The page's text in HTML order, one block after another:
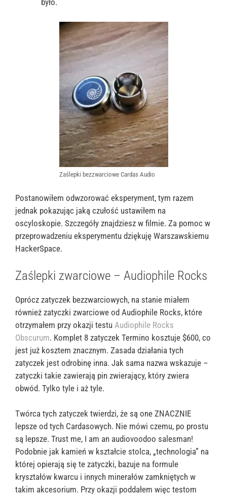
było.
Zaślepki bezzwarciowe Cardas Audio
Postanowiłem odwzorować eksperyment, tym razem
jednak pokazując jaką czułość ustawiłem na
oscyloskopie. Szczegóły znajdziesz w filmie. Za pomoc w
przeprowadzeniu eksperymentu dziękuję Warszawskiemu
HackerSpace.
Zaślepki zwarciowe – Audiophile Rocks
Oprócz zatyczek bezzwarciowych, na stanie miałem
również zatyczki zwarciowe od Audiophile Rocks, które
otrzymałem przy okazji testu Audiophile Rocks
Obscurum. Komplet 8 zatyczek Termino kosztuje $600, co
jest już kosztem znacznym. Zasada działania tych
zatyczek jest odrobinę inna. Jak sama nazwa wskazuje –
zatyczki takie zawierają pin zwierający, który zwiera
obwód. Tylko tyle i aż tyle.
Twórca tych zatyczek twierdzi, że są one ZNACZNIE
lepsze od tych Cardasowych. Nie mówi czemu, po prostu
są lepsze. Trust me, I am an audiovoodoo salesman!
Podobnie jak kamień w kształcie stolca, „technologia” na
której opierają się te zatyczki, bazuje na formule
kryształów kwarcu i innych minerałów zamkniętych w
takim akcesorium. Przy okazji poddałem więc testom